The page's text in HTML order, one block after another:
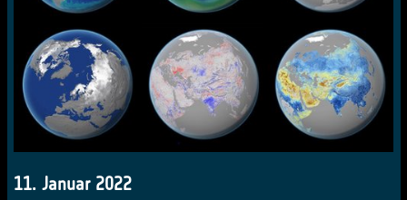
11. Januar 2022